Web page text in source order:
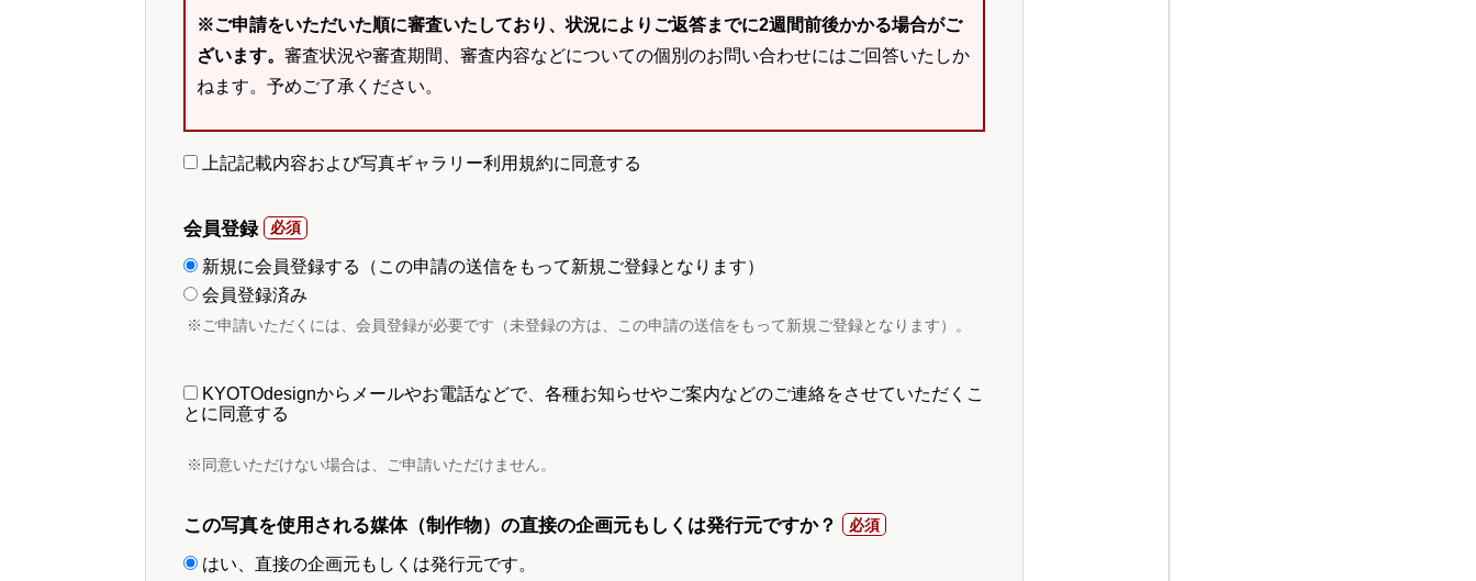
※ご申請をいただいた順に審査いたしており、状況によりご返答までに2週間前後かかる場合がご
ざいます。 審査状況や審査期間、審査内容などについての個別のお問い合わせにはご回答いたしか
ねます。予めご了承ください。
上記記載内容および写真ギャラリー利用規約に同意する
会員登録
新規に会員登録する（この申請の送信をもって新規ご登録となります）
会員登録済み
※ご申請いただくには、会員登録が必要です（未登録の方は、この申請の送信をもって新規ご登録となります）。
KYOTOdesignからメールやお電話などで、各種お知らせやご案内などのご連絡をさせていただくこ
とに同意する
※同意いただけない場合は、ご申請いただけません。
この写真を使用される媒体（制作物）の直接の企画元もしくは発行元ですか？
はい、直接の企画元もしくは発行元です。